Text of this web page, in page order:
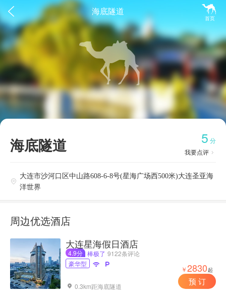
 
首页
海底隧道
海底隧道 5 分
我要点评 

大连市沙河口区中山路608-6-8号(星海广场西500米)大连圣亚海
洋世界
周边优选酒店
大连星海假日酒店
4.9分 棒极了 9122条评论
豪华型
 
 0.3km距海底隧道
￥2830起
预 订